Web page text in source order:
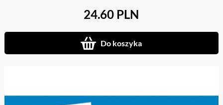
24.60 PLN
Do koszyka